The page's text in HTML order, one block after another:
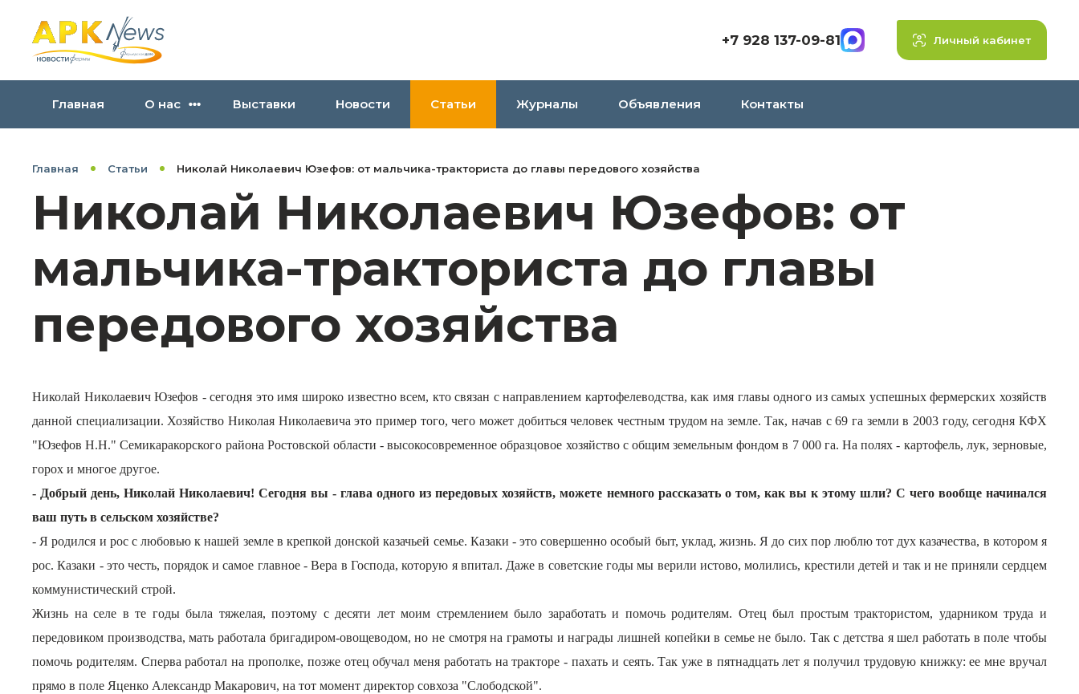
+7 928 137-09-81 Личный кабинет
Главная О нас Выставки Новости Статьи Журналы Объявления Контакты
Главная Статьи Николай Николаевич Юзефов: от мальчика-тракториста до главы передового хозяйства
Николай Николаевич Юзефов: от
мальчика-тракториста до главы
передового хозяйства
Николай Николаевич Юзефов - сегодня это имя широко известно всем, кто связан с направлением картофелеводства, как имя главы одного из самых успешных фермерских хозяйств
данной специализации. Хозяйство Николая Николаевича это пример того, чего может добиться человек честным трудом на земле. Так, начав с 69 га земли в 2003 году, сегодня КФХ
"Юзефов Н.Н." Семикаракорского района Ростовской области - высокосовременное образцовое хозяйство с общим земельным фондом в 7 000 га. На полях - картофель, лук, зерновые,
горох и многое другое.
- Добрый день, Николай Николаевич! Сегодня вы - глава одного из передовых хозяйств, можете немного рассказать о том, как вы к этому шли? С чего вообще начинался
ваш путь в сельском хозяйстве?
- Я родился и рос с любовью к нашей земле в крепкой донской казачьей семье. Казаки - это совершенно особый быт, уклад, жизнь. Я до сих пор люблю тот дух казачества, в котором я
рос. Казаки - это честь, порядок и самое главное - Вера в Господа, которую я впитал. Даже в советские годы мы верили истово, молились, крестили детей и так и не приняли сердцем
коммунистический строй.
Жизнь на селе в те годы была тяжелая, поэтому с десяти лет моим стремлением было заработать и помочь родителям. Отец был простым трактористом, ударником труда и
передовиком производства, мать работала бригадиром-овощеводом, но не смотря на грамоты и награды лишней копейки в семье не было. Так с детства я шел работать в поле чтобы
помочь родителям. Сперва работал на прополке, позже отец обучал меня работать на тракторе - пахать и сеять. Так уже в пятнадцать лет я получил трудовую книжку: ее мне вручал
прямо в поле Яценко Александр Макарович, на тот момент директор совхоза "Слободской".